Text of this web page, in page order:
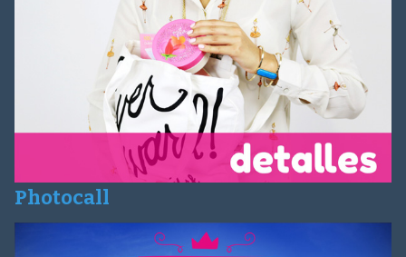
Photocall